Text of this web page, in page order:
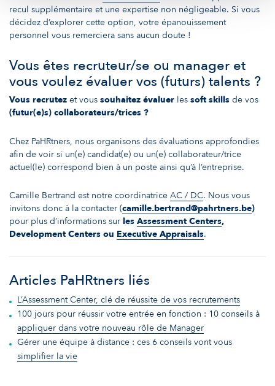
recul supplémentaire et une expertise non négligeable. Si vous
décidez d’explorer cette option, votre épanouissement
personnel vous remerciera sans aucun doute !
Vous êtes recruteur/se ou manager et
vous voulez évaluer vos (futurs) talents ?
Vous recrutez et vous souhaitez évaluer les soft skills de vos
(futur(e)s) collaborateurs/trices ?
Chez PaHRtners, nous organisons des évaluations approfondies
afin de voir si un(e) candidat(e) ou un(e) collaborateur/trice
actuel(le) correspond bien à un poste ainsi qu’à l’entreprise.
Camille Bertrand est notre coordinatrice AC / DC. Nous vous
invitons donc à la contacter (camille.bertrand@pahrtners.be)
pour plus d’informations sur les Assessment Centers,
Development Centers ou Executive Appraisals.
Articles PaHRtners liés
L’Assessment Center, clé de réussite de vos recrutements
100 jours pour réussir votre entrée en fonction : 10 conseils à
appliquer dans votre nouveau rôle de Manager
Gérer une équipe à distance : ces 6 conseils vont vous
simplifier la vie